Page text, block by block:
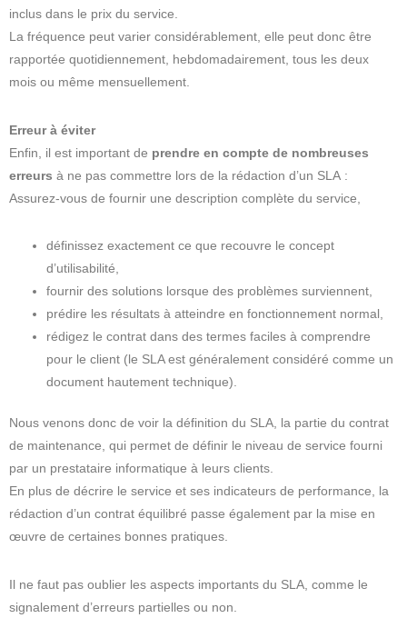
inclus dans le prix du service.
La fréquence peut varier considérablement, elle peut donc être
rapportée quotidiennement, hebdomadairement, tous les deux
mois ou même mensuellement.
Erreur à éviter
Enfin, il est important de prendre en compte de nombreuses
erreurs à ne pas commettre lors de la rédaction d’un SLA :
Assurez-vous de fournir une description complète du service,
définissez exactement ce que recouvre le concept
d’utilisabilité,
fournir des solutions lorsque des problèmes surviennent,
prédire les résultats à atteindre en fonctionnement normal,
rédigez le contrat dans des termes faciles à comprendre
pour le client (le SLA est généralement considéré comme un
document hautement technique).
Nous venons donc de voir la définition du SLA, la partie du contrat
de maintenance, qui permet de définir le niveau de service fourni
par un prestataire informatique à leurs clients.
En plus de décrire le service et ses indicateurs de performance, la
rédaction d’un contrat équilibré passe également par la mise en
œuvre de certaines bonnes pratiques.
Il ne faut pas oublier les aspects importants du SLA, comme le
signalement d’erreurs partielles ou non.